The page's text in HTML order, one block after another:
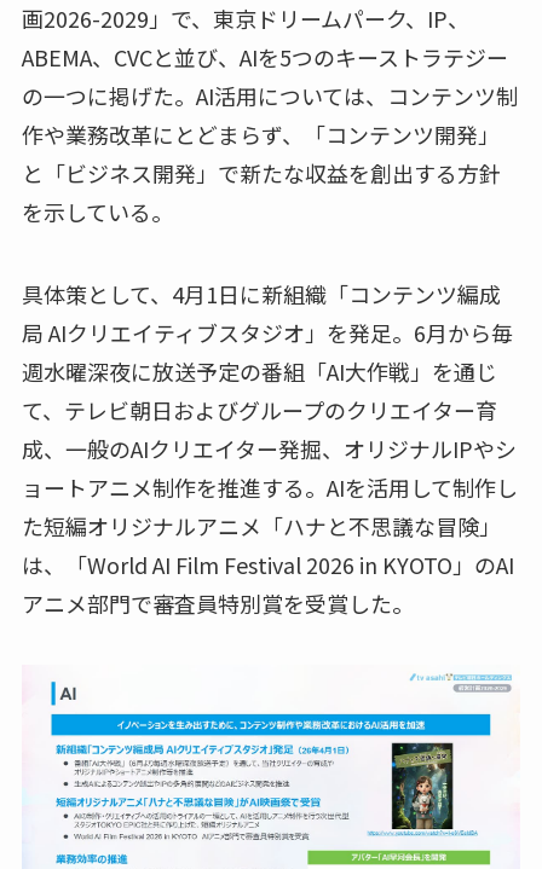
画2026-2029」で、東京ドリームパーク、IP、
ABEMA、CVCと並び、AIを5つのキーストラテジー
の一つに掲げた。AI活用については、コンテンツ制
作や業務改革にとどまらず、「コンテンツ開発」
と「ビジネス開発」で新たな収益を創出する方針
を示している。
具体策として、4月1日に新組織「コンテンツ編成
局 AIクリエイティブスタジオ」を発足。6月から毎
週水曜深夜に放送予定の番組「AI大作戦」を通じ
て、テレビ朝日およびグループのクリエイター育
成、一般のAIクリエイター発掘、オリジナルIPやシ
ョートアニメ制作を推進する。AIを活用して制作し
た短編オリジナルアニメ「ハナと不思議な冒険」
は、「World AI Film Festival 2026 in KYOTO」のAI
アニメ部門で審査員特別賞を受賞した。